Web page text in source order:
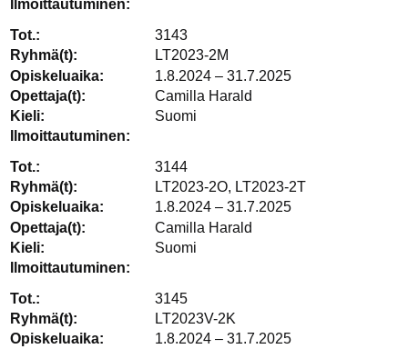
3143
LT2023-2M
1.8.2024 – 31.7.2025
Camilla Harald
Suomi
3144
LT2023-2O, LT2023-2T
1.8.2024 – 31.7.2025
Camilla Harald
Suomi
3145
LT2023V-2K
1.8.2024 – 31.7.2025